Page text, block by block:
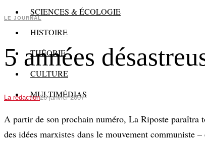
SCIENCES & ÉCOLOGIE
HISTOIRE
THÉORIE
CULTURE
MULTIMÉDIAS
LE JOURNAL
5 années
La rédaction26 janvier 2007
A partir de son prochain numéro, La Riposte paraîtra
des idées marxistes dans le mouvement communiste